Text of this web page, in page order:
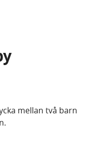
mellan två barn